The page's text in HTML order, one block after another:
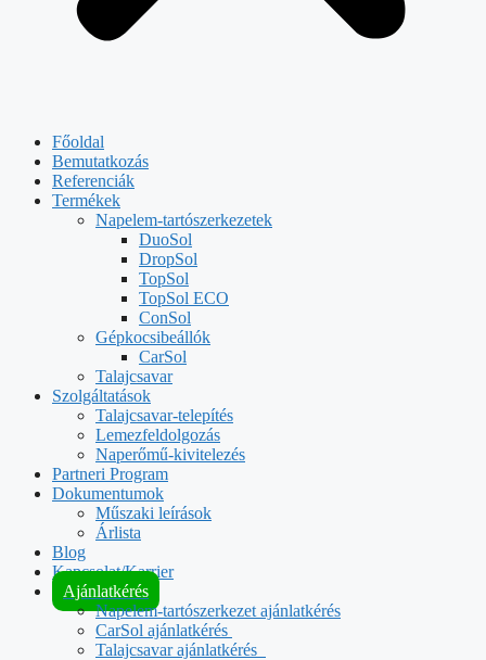
Főoldal
Bemutatkozás
Referenciák
Termékek
Napelem-tartószerkezetek
DuoSol
DropSol
TopSol
TopSol ECO
ConSol
Gépkocsibeállók
CarSol
Talajcsavar
Szolgáltatások
Talajcsavar-telepítés
Lemezfeldolgozás
Naperőmű-kivitelezés
Partneri Program
Dokumentumok
Műszaki leírások
Árlista
Blog
Kapcsolat/Karrier
Ajánlatkérés
Napelem-tartószerkezet ajánlatkérés
CarSol ajánlatkérés
Talajcsavar ajánlatkérés